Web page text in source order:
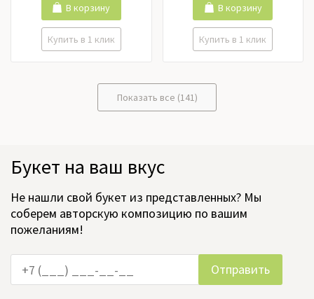
Купить в 1 клик
В корзину
Купить в 1 клик
В корзину
Показать все (141)
Букет на ваш вкус
Не нашли свой букет из представленных? Мы
соберем авторскую композицию по вашим
пожеланиям!